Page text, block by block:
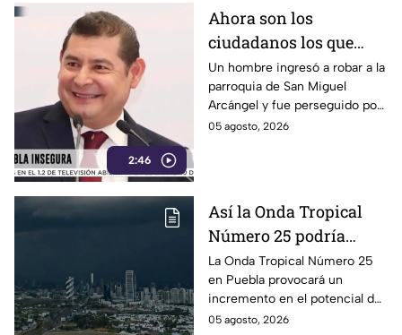
2:46
Ahora son los
ciudadanos los que
detienen a los
delincuentes: feligreses
detienen a presunto
ladrón ante la
Armenta
Un hombre ingresó a robar a la
parroquia de San Miguel
Arcángel y fue perseguido por
los propios feligreses, quienes
vigilancia.
05 agosto, 2026
Así la Onda Tropical
Número 25 podría
generar tormentas en
Puebla: Pronóstico de
lluvias y riesgos
La Onda Tropical Número 25
en Puebla provocará un
incremento en el potencial de
lluvias en los próximos días,
05 agosto, 2026